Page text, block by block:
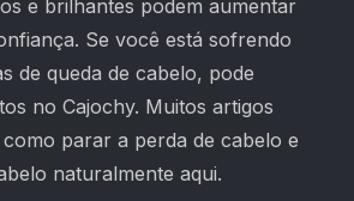
e brilhantes podem aumentar
Se você está sofrendo
de queda de cabelo, pode
no Cajochy. Muitos artigos
parar a perda de cabelo e
naturalmente aqui.